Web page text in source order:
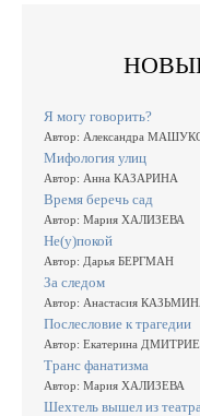
Я могу говорить?
Автор: Александра
Мифология улиц
Автор: Анна КАЗАРИНА
Время беречь сад
Автор: Мария ХАЛИЗЕВА
Не(у)покой
Автор: Дарья БЕРГМАН
За следом
Автор: Анастасия
Послесловие к трагедии
Автор: Екатерина
Транс фанатизма
Автор: Мария ХАЛИЗЕВА
Шехтель вышел из театра